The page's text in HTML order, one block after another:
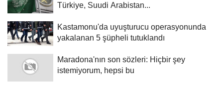
Türkiye, Suudi Arabistan...
Kastamonu'da uyuşturucu operasyonunda
yakalanan 5 şüpheli tutuklandı
Maradona'nın son sözleri: Hiçbir şey
istemiyorum, hepsi bu